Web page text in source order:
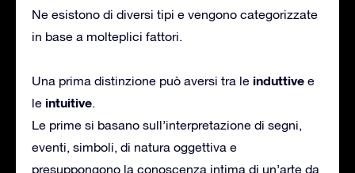
Ne esistono di diversi tipi e vengono categorizzate
in base a molteplici fattori.
Una prima distinzione può aversi tra le induttive e
le intuitive.
Le prime si basano sull’interpretazione di segni,
eventi, simboli, di natura oggettiva e
presuppongono la conoscenza intima di un’arte da